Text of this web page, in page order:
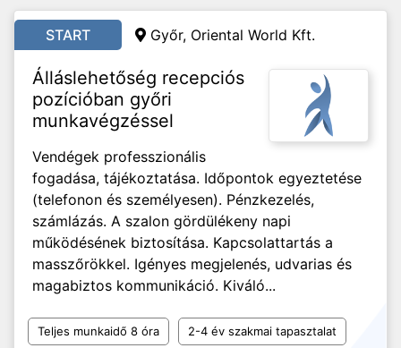
START Győr, Oriental World Kft.
Álláslehetőség recepciós
pozícióban győri
munkavégzéssel
Vendégek professzionális
fogadása, tájékoztatása. Időpontok egyeztetése
(telefonon és személyesen). Pénzkezelés,
számlázás. A szalon gördülékeny napi
működésének biztosítása. Kapcsolattartás a
masszőrökkel. Igényes megjelenés, udvarias és
magabiztos kommunikáció. Kiváló...
Teljes munkaidő 8 óra 2-4 év szakmai tapasztalat